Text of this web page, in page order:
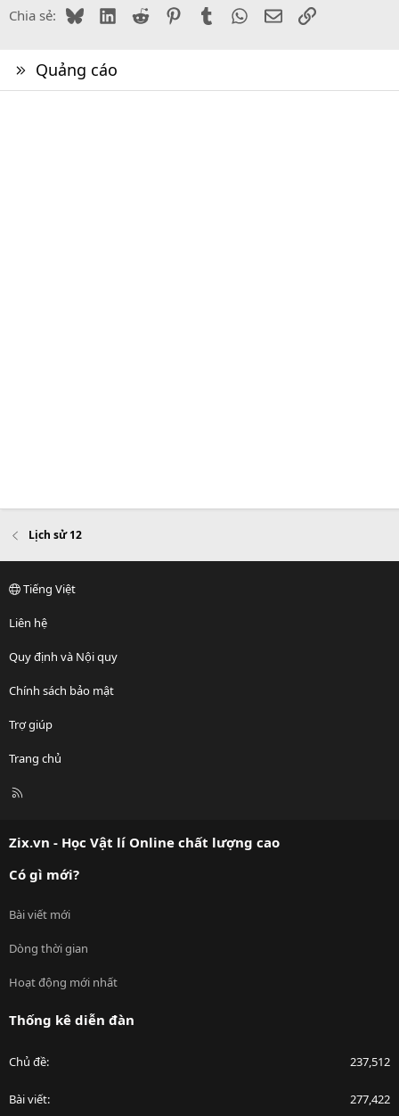
Chia sẻ: BlueskyLinkedIn
Reddit PinterestTumblr WhatsApp
EmailLink
Quảng cáo
Lịch sử 12
Tiếng Việt
Liên hệ
Quy định và Nội quy
Chính sách bảo mật
Trợ giúp
Trang chủ
R
Zix.vn - Học Vật lí Online chất lượng cao
Có gì mới?
Bài viết mới
Dòng thời gian
Hoạt động mới nhất
Thống kê diễn đàn
Chủ đề 237,512
Bài viết 277,422